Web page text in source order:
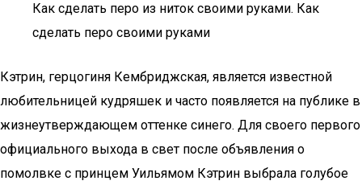
Как сделать перо из ниток своими руками. Как
сделать перо своими руками
Кэтрин, герцогиня Кембриджская, является известной
любительницей кудряшек и часто появляется на публике в
жизнеутверждающем оттенке синего. Для своего первого
официального выхода в свет после объявления о
помолвке с принцем Уильямом Кэтрин выбрала голубое